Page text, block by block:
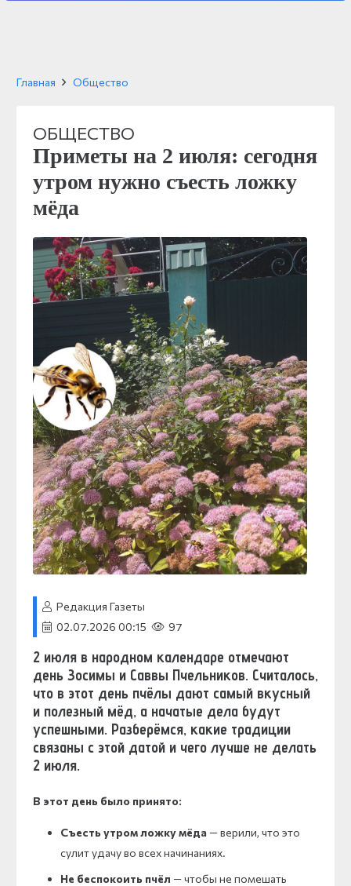
Главная Общество
ОБЩЕСТВО
Приметы на 2 июля: сегодня
утром нужно съесть ложку
мёда
Редакция Газеты
02.07.2026 00:15
97
2 июля в народном календаре отмечают
день Зосимы и Саввы Пчельников. Считалось,
что в этот день пчёлы дают самый вкусный
и полезный мёд, а начатые дела будут
успешными. Разберёмся, какие традиции
связаны с этой датой и чего лучше не делать
2 июля.
В этот день было принято:
Съесть утром ложку мёда— верили, что это
сулит удачу во всех начинаниях.
Не беспокоить пчёл — чтобы не помешать